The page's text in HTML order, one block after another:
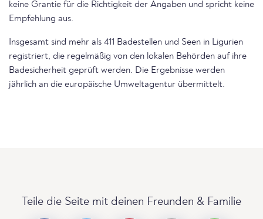
keine Grantie für die Richtigkeit der Angaben und spricht keine
Empfehlung aus.
Insgesamt sind mehr als 411 Badestellen und Seen in Ligurien
registriert, die regelmäßig von den lokalen Behörden auf ihre
Badesicherheit geprüft werden. Die Ergebnisse werden
jährlich an die europäische Umweltagentur übermittelt.
Teile die Seite mit deinen Freunden & Familie